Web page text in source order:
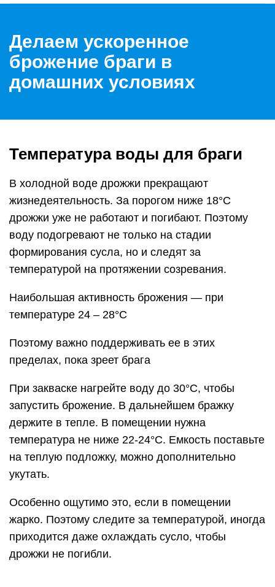
Делаем ускоренное
брожение браги в
домашних условиях
Температура воды для браги
В холодной воде дрожжи прекращают
жизнедеятельность. За порогом ниже 18°С
дрожжи уже не работают и погибают. Поэтому
воду подогревают не только на стадии
формирования сусла, но и следят за
температурой на протяжении созревания.
Наибольшая активность брожения — при
температуре 24 – 28°С
Поэтому важно поддерживать ее в этих
пределах, пока зреет брага
При закваске нагрейте воду до 30°С, чтобы
запустить брожение. В дальнейшем бражку
держите в тепле. В помещении нужна
температура не ниже 22-24°С. Емкость поставьте
на теплую подложку, можно дополнительно
укутать.
Особенно ощутимо это, если в помещении
жарко. Поэтому следите за температурой, иногда
приходится даже охлаждать сусло, чтобы
дрожжи не погибли.